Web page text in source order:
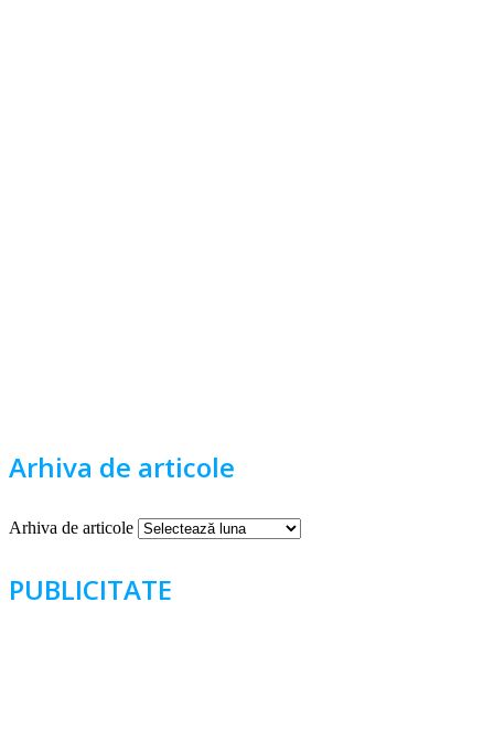
Arhiva de articole
Arhiva de articole
PUBLICITATE